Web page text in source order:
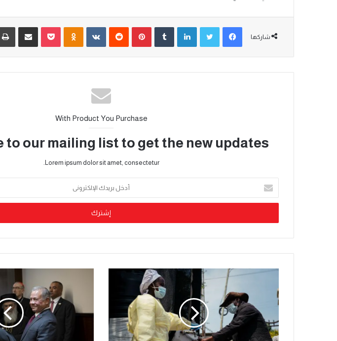
شاركها
With Product You Purchase
to our mailing list to get the new updates!
Lorem ipsum dolor sit amet, consectetur.